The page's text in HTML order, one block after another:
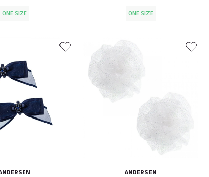
ONE SIZE ONE SIZE
ANDERSEN